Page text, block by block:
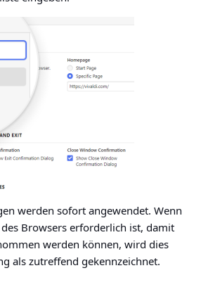
werden sofort angewendet. Wenn
Browsers erforderlich ist, damit
werden können, wird dies
als zutreffend gekennzeichnet.